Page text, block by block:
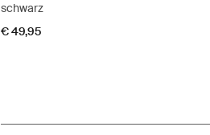
schwarz
€ 49,95